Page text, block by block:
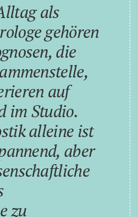
als
gehören
die
auf
im Studio.
alleine ist
aber
zu